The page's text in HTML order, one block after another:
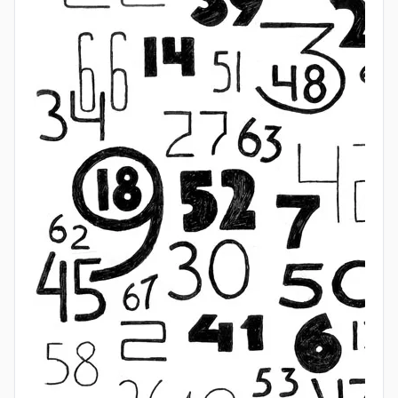
формула
Задача №14 Московского папируса посвящена
вычислению объёма усечённой пирамиды с
квадратным основанием. Египтяне использовали
формулу, которая в современных обозначениях
выглядит так:
V = h/3 · (a² + ab + b²),
где a и b — стороны оснований, а h — высота.
Это удивительно точное и нетривиальное
достижение: формула верна, и её вывод требует
немалой геометрической интуиции. До сих пор
неясно, как египтяне её получили, но сам факт её
использования говорит о высоком уровне их
математических представлений. Эта формула
встречается в античных источниках значительно
позже; близкие вычислительные приёмы можно
найти, например, в трудах Герона